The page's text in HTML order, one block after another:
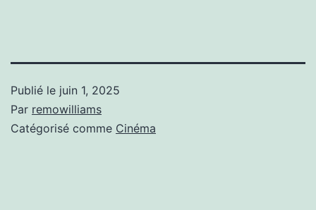
Publié le juin 1, 2025
Par remowilliams
Catégorisé comme Cinéma